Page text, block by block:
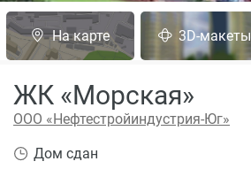
На карте 3D-макеты
ЖК «Морская»
ООО «Нефтестройиндустрия-Юг»
Дом сдан